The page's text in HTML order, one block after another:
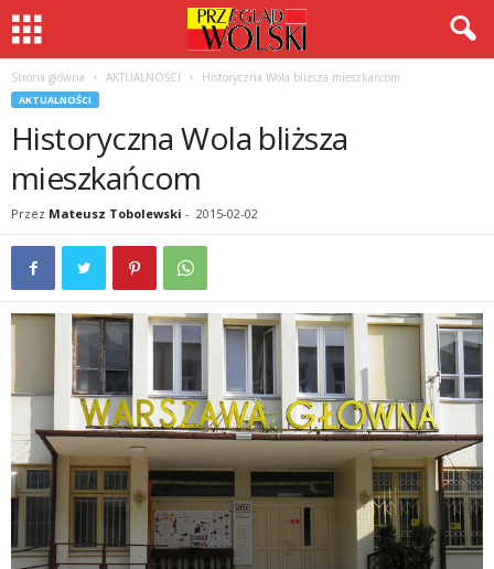
Strona główna AKTUALNOŚCI Historyczna Wola bliższa mieszkańcom
AKTUALNOŚCI
Historyczna Wola bliższa
mieszkańcom
Przez Mateusz Tobolewski - 2015-02-02